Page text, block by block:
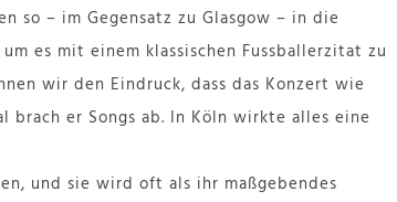
so – im Gegensatz zu Glasgow – in die
es mit einem klassischen Fussballerzitat zu
wir den Eindruck, dass das Konzert wie
er Songs ab. In Köln wirkte alles eine
und sie wird oft als ihr maßgebendes